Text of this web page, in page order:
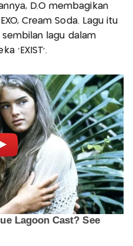
D.O membagikan
Cream Soda. Lagu itu
lagu dalam
‘EXIST’.